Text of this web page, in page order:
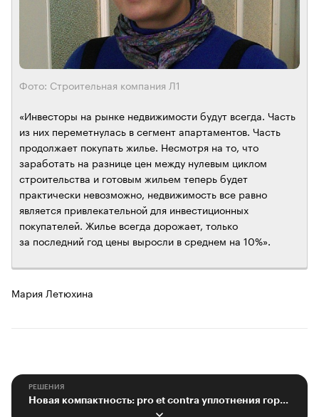
Фото: Строительная компания Л1
«Инвесторы на рынке недвижимости будут всегда. Часть
из них переметнулась в сегмент апартаментов. Часть
продолжает покупать жилье. Несмотря на то, что
заработать на разнице цен между нулевым циклом
строительства и готовым жильем теперь будет
практически невозможно, недвижимость все равно
является привлекательной для инвестиционных
покупателей. Жилье всегда дорожает, только
за последний год цены выросли в среднем на 10%».
Мария Летюхина
РЕШЕНИЯ
Новая компактность: pro et contra уплотнения города